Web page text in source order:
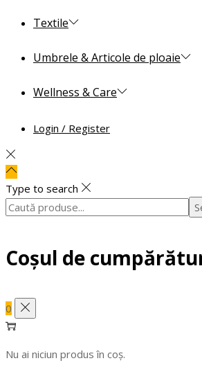
Textile
Umbrele & Articole de ploaie
Wellness & Care
Login / Register
Type to search
Search
Coșul de
0
Nu ai niciun produs în coș.